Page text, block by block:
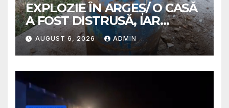
EXPLOZIE ÎN ARGEȘ/ O CASĂ
A FOST DISTRUSĂ, IAR
PROPRIETARA A SUFERIT
ARSURI GRAVE
AUGUST 6, 2026 ADMIN